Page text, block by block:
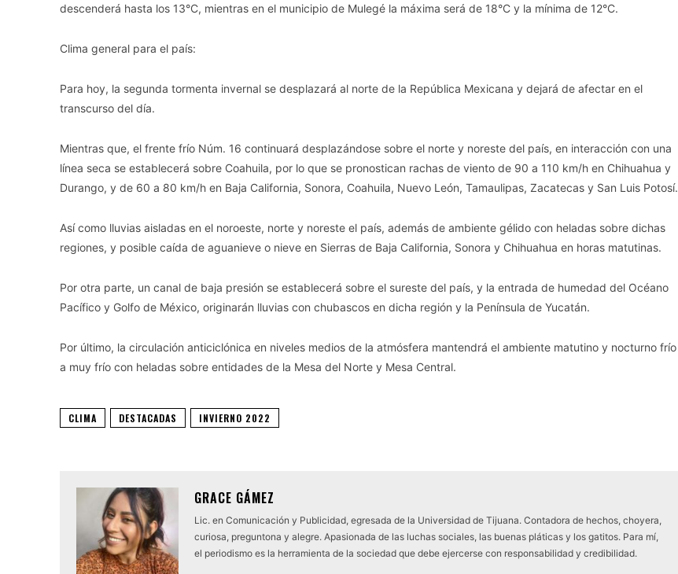
descenderá hasta los 13°C, mientras en el municipio de Mulegé la máxima será de 18°C y la mínima de 12°C.
Clima general para el país:
Para hoy, la segunda tormenta invernal se desplazará al norte de la República Mexicana y dejará de afectar en el
transcurso del día.
Mientras que, el frente frío Núm. 16 continuará desplazándose sobre el norte y noreste del país, en interacción con una
línea seca se establecerá sobre Coahuila, por lo que se pronostican rachas de viento de 90 a 110 km/h en Chihuahua y
Durango, y de 60 a 80 km/h en Baja California, Sonora, Coahuila, Nuevo León, Tamaulipas, Zacatecas y San Luis Potosí.
Así como lluvias aisladas en el noroeste, norte y noreste el país, además de ambiente gélido con heladas sobre dichas
regiones, y posible caída de aguanieve o nieve en Sierras de Baja California, Sonora y Chihuahua en horas matutinas.
Por otra parte, un canal de baja presión se establecerá sobre el sureste del país, y la entrada de humedad del Océano
Pacífico y Golfo de México, originarán lluvias con chubascos en dicha región y la Península de Yucatán.
Por último, la circulación anticiclónica en niveles medios de la atmósfera mantendrá el ambiente matutino y nocturno frío
a muy frío con heladas sobre entidades de la Mesa del Norte y Mesa Central.
CLIMA DESTACADAS INVIERNO 2022
GRACE GÁMEZ
Lic. en Comunicación y Publicidad, egresada de la Universidad de Tijuana. Contadora de hechos, choyera,
curiosa, preguntona y alegre. Apasionada de las luchas sociales, las buenas pláticas y los gatitos. Para mí,
el periodismo es la herramienta de la sociedad que debe ejercerse con responsabilidad y credibilidad.